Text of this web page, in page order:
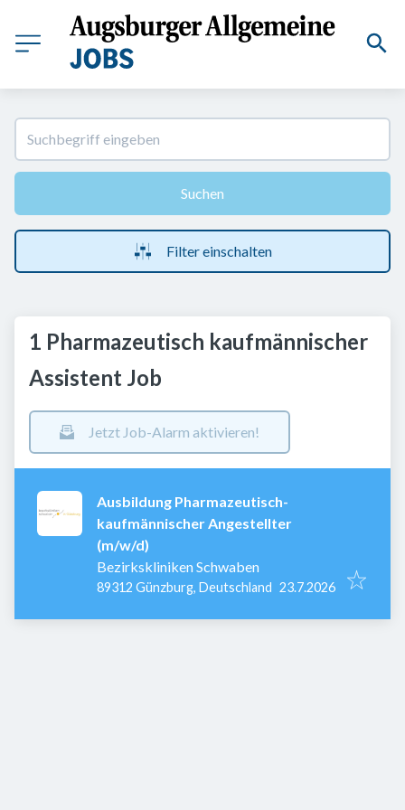
Suchen
Filter einschalten
1 Pharmazeutisch kaufmännischer
Assistent Job
Jetzt Job-Alarm aktivieren!
Ausbildung Pharmazeutisch-
kaufmännischer Angestellter
(m/w/d)
Bezirkskliniken Schwaben
89312 Günzburg, Deutschland Veröffentlicht
23.7.2026